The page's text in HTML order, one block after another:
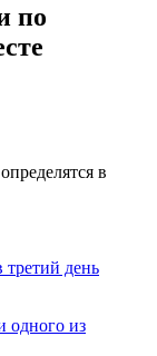
по
день
одного из